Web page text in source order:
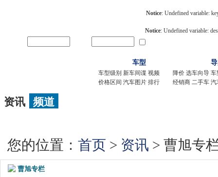
Notice: Undefined variable:
Notice: Undefined variable:
车型
车型级别 新车间谍 视频
价格区间 汽车图片 排行
降价 选车向导 车
经销商 二手车 汽
资讯 频道
您的位置： 首页 > 资讯 > 曹旭专
曹旭专栏